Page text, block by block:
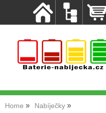
Home
Nabíječky